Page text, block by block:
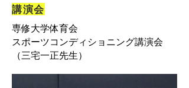
講演会
専修大学体育会
スポーツコンディショニング講演会
（三宅一正先生）